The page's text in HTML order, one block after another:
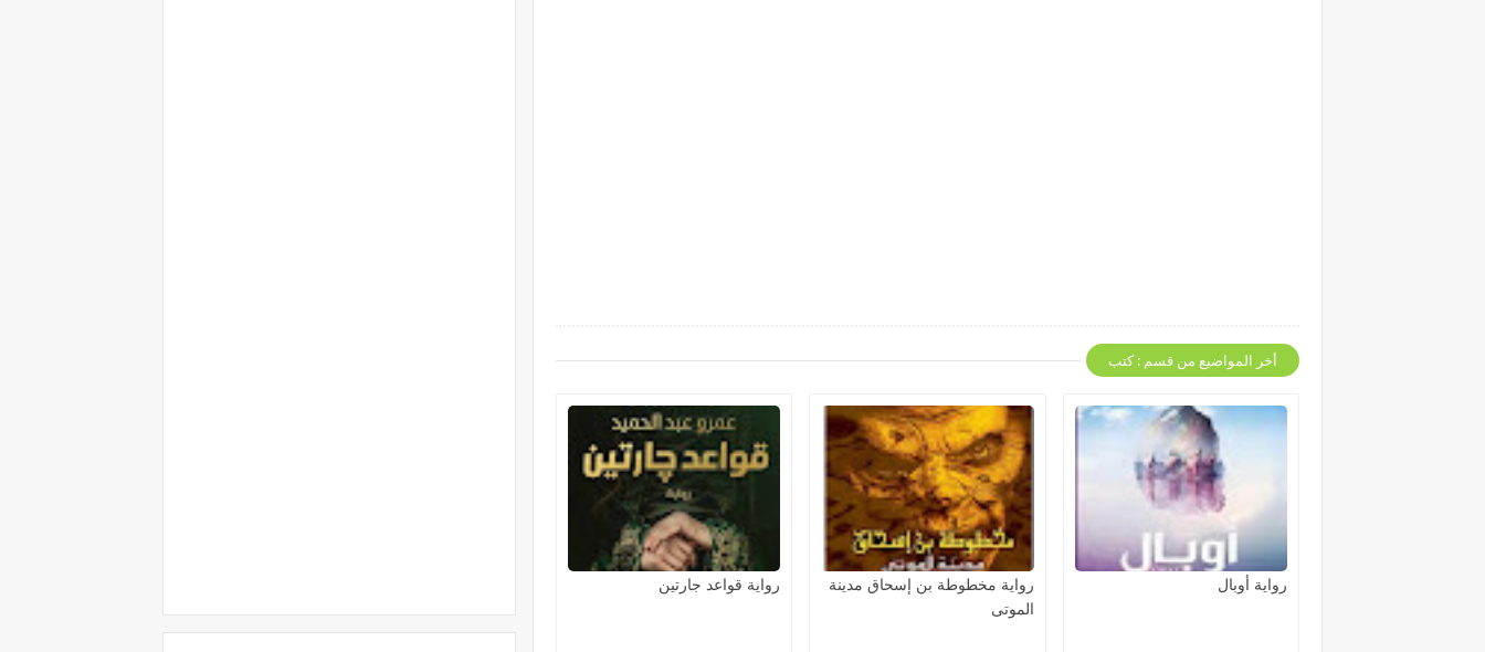
أخر المواضيع من قسم : كتب
رواية أوبال
رواية مخطوطة بن إسحاق مدينة
الموتى
رواية قواعد جارتين